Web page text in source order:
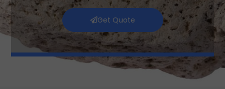
Get Quote